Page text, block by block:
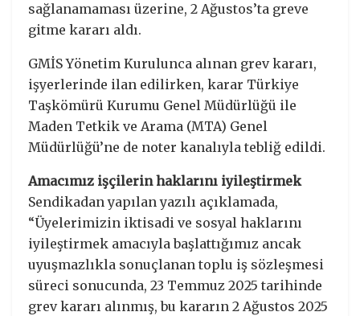
sağlanamaması üzerine, 2 Ağustos’ta greve
gitme kararı aldı.
GMİS Yönetim Kurulunca alınan grev kararı,
işyerlerinde ilan edilirken, karar Türkiye
Taşkömürü Kurumu Genel Müdürlüğü ile
Maden Tetkik ve Arama (MTA) Genel
Müdürlüğü’ne de noter kanalıyla tebliğ edildi.
Amacımız işçilerin haklarını iyileştirmek
Sendikadan yapılan yazılı açıklamada,
“Üyelerimizin iktisadi ve sosyal haklarını
iyileştirmek amacıyla başlattığımız ancak
uyuşmazlıkla sonuçlanan toplu iş sözleşmesi
süreci sonucunda, 23 Temmuz 2025 tarihinde
grev kararı alınmış, bu kararın 2 Ağustos 2025